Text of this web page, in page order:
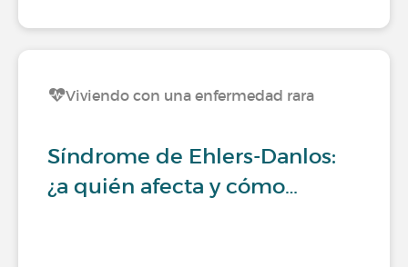
Viviendo con una enfermedad rara
Síndrome de Ehlers-Danlos:
¿a quién afecta y cómo…